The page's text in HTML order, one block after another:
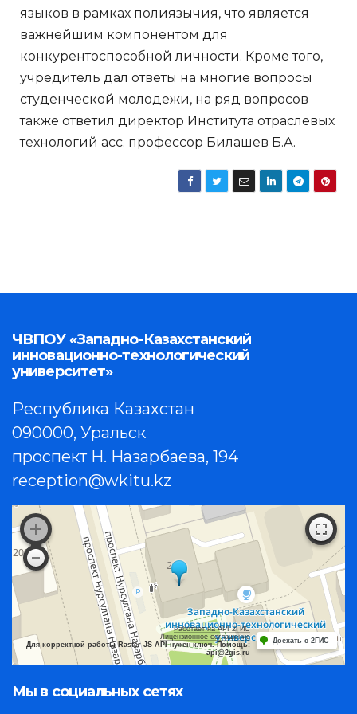
языков в рамках полиязычия, что является
важнейшим компонентом для
конкурентоспособной личности. Кроме того,
учредитель дал ответы на многие вопросы
студенческой молодежи, на ряд вопросов
также ответил директор Института отраслевых
технологий асс. профессор Билашев Б.А.
ЧВПОУ «Западно-Казахстанский
инновационно-технологический
университет»
Республика Казахстан
090000, Уральск
проспект Н. Назарбаева, 194
reception@wkitu.kz
Работает на API 2ГИС
Лицензионное соглашение
Для корректной работы Raster JS API нужен ключ. Помощь:
api@2gis.ru
Доехать с 2ГИС
Мы в социальных сетях